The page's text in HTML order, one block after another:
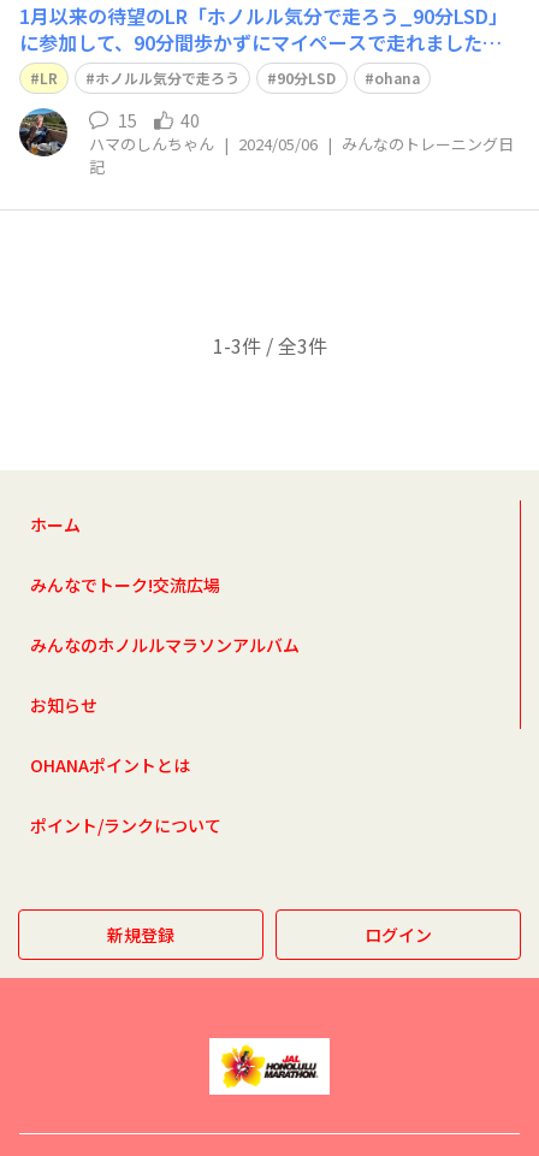
1月以来の待望のLR「ホノルル気分で走ろう_90分LSD」
に参加して、90分間歩かずにマイペースで走れました。
たむGさん、actさん、デイジーライオンさん、リンツさ
ん、たまっチャンネルさん、たかふーさん、サイマルさん
らのお名前も聞こえて来ました。参加の皆さん、お疲れ様
でした。 小金井のしんちゃん、
LR ホノルル気分で走ろう 90分LSD ohana
15 40
ハマのしんちゃん | 2024/05/06 | みんなのトレーニング日
記
1-3件 / 全3件
ホーム
みんなでトーク!交流広場
みんなのホノルルマラソンアルバム
お知らせ
OHANAポイントとは
ポイント/ランクについて
新規登録 ログイン